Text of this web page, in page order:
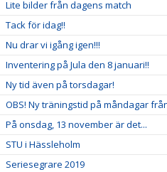
Lite bilder från dagens match
Tack för idag!!
Nu drar vi igång igen!!!
Inventering på Jula den 8 januari!!
Ny tid även på torsdagar!
OBS! Ny träningstid på måndagar
På onsdag, 13 november är det...
STU i Hässleholm
Seriesegrare 2019